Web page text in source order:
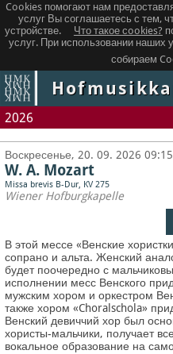
Cookies помогают нам
услуг Вы соглашаетесь с тем,
устройстве.
Что такое сookies?
услуг. При использовании наших
собираем
2026
Воскресенье, 20. 09. 2026
W. A. Mozart
Missa brevis B-Dur, KV 275
Wiener Hofburgkapelle
В этой мессе «Венские
сопрано и альта. Женский
будет поочередно с
исполнении месс Венского
мужским хором и оркестром
также хором «Choralschola»
Венский девиччий хор был
хористы-мальчики, получает
вокальное образование на